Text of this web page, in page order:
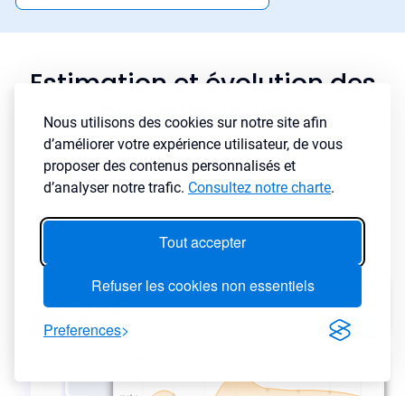
Nous utilisons des cookies sur notre site afin
d’améliorer votre expérience utilisateur, de vous
proposer des contenus personnalisés et
d’analyser notre trafic. Consultez notre charte.
Tout accepter
Refuser les cookies non essentiels
Preferences
Estimation et évolution des
prix immobiliers